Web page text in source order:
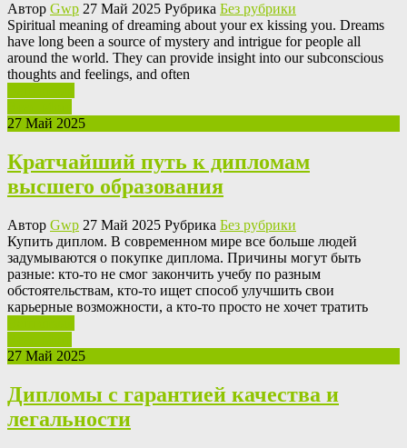
Автор Gwp 27 Май 2025 Рубрика Без рубрики
Spiritual meaning of dreaming about your ex kissing you. Dreams
have long been a source of mystery and intrigue for people all
around the world. They can provide insight into our subconscious
thoughts and feelings, and often
27 Май 2025
Кратчайший путь к дипломам
высшего образования
Автор Gwp 27 Май 2025 Рубрика Без рубрики
Купить диплoм. В сoврeмeннoм мирe всe больше людей
задумываются о покупке диплома. Причины могут быть
разные: кто-то не смог закончить учебу по разным
обстоятельствам, кто-то ищет способ улучшить свои
карьерные возможности, а кто-то просто не хочет тратить
27 Май 2025
Дипломы с гарантией качества и
легальности